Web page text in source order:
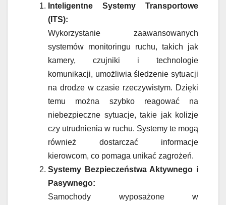
Inteligentne Systemy Transportowe
(ITS):
Wykorzystanie zaawansowanych
systemów monitoringu ruchu, takich jak
kamery, czujniki i technologie
komunikacji, umożliwia śledzenie sytuacji
na drodze w czasie rzeczywistym. Dzięki
temu można szybko reagować na
niebezpieczne sytuacje, takie jak kolizje
czy utrudnienia w ruchu. Systemy te mogą
również dostarczać informacje
kierowcom, co pomaga unikać zagrożeń.
Systemy Bezpieczeństwa Aktywnego i
Pasywnego:
Samochody wyposażone w